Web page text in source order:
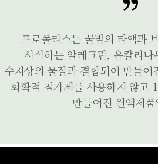
프로폴리스는 꿀벌의 타액과
서식하는 알레크린, 유칼리나
수지상의 물질과 결합되어 만들
화확적 첨가제를 사용하지 않고
만들어진 원액제품